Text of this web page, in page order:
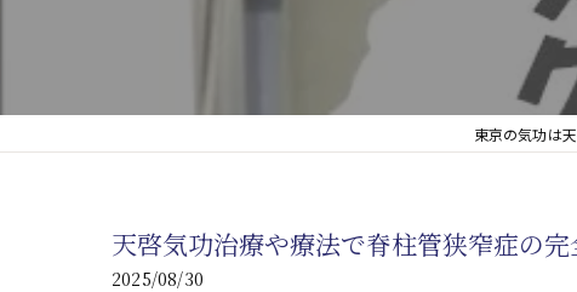
肝臓疾患の原因と症状を解明
心臓の疾患
腎臓の疾患
東京の気功は
天啓気功治療や療法で脊柱管狭窄症の
2025/08/30